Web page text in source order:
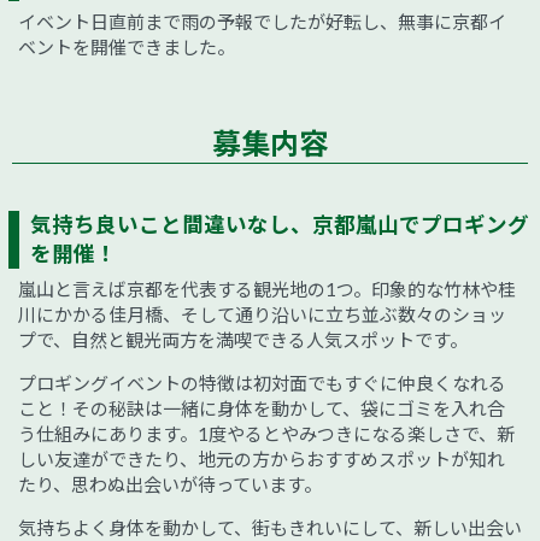
イベント日直前まで雨の予報でしたが好転し、無事に京都イ
ベントを開催できました。
募集内容
気持ち良いこと間違いなし、京都嵐山でプロギング
を開催！
嵐山と言えば京都を代表する観光地の1つ。印象的な竹林や桂
川にかかる佳月橋、そして通り沿いに立ち並ぶ数々のショッ
プで、自然と観光両方を満喫できる人気スポットです。
プロギングイベントの特徴は初対面でもすぐに仲良くなれる
こと！その秘訣は一緒に身体を動かして、袋にゴミを入れ合
う仕組みにあります。1度やるとやみつきになる楽しさで、新
しい友達ができたり、地元の方からおすすめスポットが知れ
たり、思わぬ出会いが待っています。
気持ちよく身体を動かして、街もきれいにして、新しい出会い